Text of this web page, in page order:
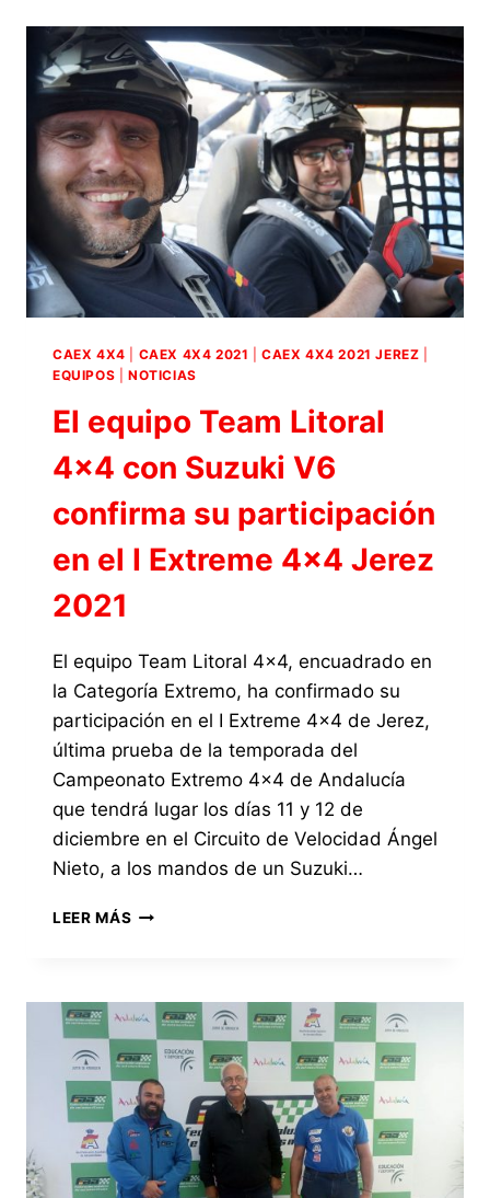
DEL
CAMPEONATO
EXTREMO
4×4,
AL
CAMPEONATO
DE
ESPAÑA
DE
RALLYES
TODO
TERRENO
CAEX 4X4 CAEX 4X4 2021 |CAEX 4X4 2021 JEREZ
EQUIPOS
NOTICIAS
El equipo Team Litoral
4×4 con Suzuki V6
confirma su participación
en el I Extreme 4×4 Jerez
2021
El equipo Team Litoral 4×4, encuadrado en
la Categoría Extremo, ha confirmado su
participación en el I Extreme 4×4 de Jerez,
última prueba de la temporada del
Campeonato Extremo 4×4 de Andalucía
que tendrá lugar los días 11 y 12 de
diciembre en el Circuito de Velocidad Ángel
Nieto, a los mandos de un Suzuki…
LEER MÁS EL
4×4
CON
SUZUKI
V6
CONFIRMA
SU
PARTICIPACIÓN
EN
EL